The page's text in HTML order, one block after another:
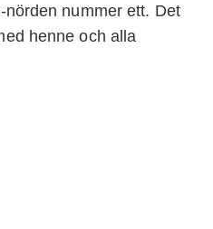
nummer ett. Det
henne och alla